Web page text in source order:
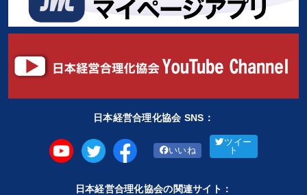
日本経営合理化協会 SNS：
いいね
ツイー
ト
日本経営合理化協会の関連サイト：